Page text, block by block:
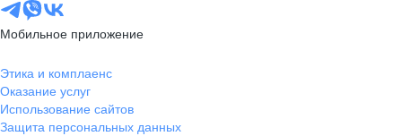
Мобильное приложение
Этика и комплаенс
Оказание услуг
Использование сайтов
Защита персональных данных